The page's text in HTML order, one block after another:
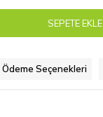
SEPETE EKLE
Ödeme Seçenekleri